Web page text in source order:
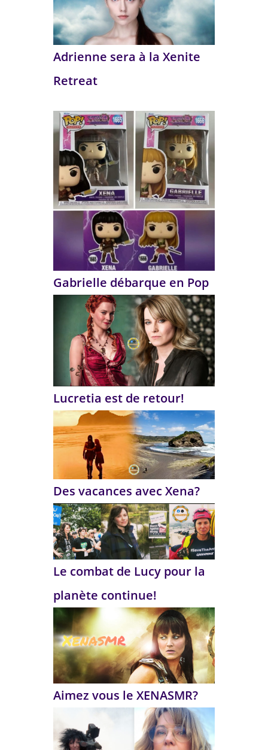
Adrienne sera à la Xenite
Retreat
Gabrielle débarque en Pop
Lucretia est de retour!
Des vacances avec Xena?
Le combat de Lucy pour la
planète continue!
Aimez vous le XENASMR?